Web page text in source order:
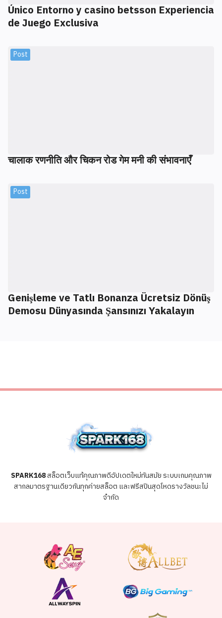
Único Entorno y casino betsson Experiencia
de Juego Exclusiva
Post
चालाक रणनीति और चिकन रोड गेम मनी की संभावनाएँ
Post
Genişleme ve Tatlı Bonanza Ücretsiz Dönüş
Demosu Dünyasında Şansınızı Yakalayın
SPARK168สล็อตเว็บแท้คุณภาพดีอัปเดตใหม่ทันสมัย ระบบเกมคุณภาพ
สากลมาตรฐานเดียวกันทุกค่ายสล็อต และฟรีสปินสุดโหดรางวัลชนะไม่
จำกัด